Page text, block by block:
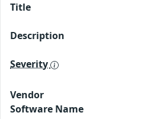
Title
Description
Severity
Vendor
Software Name